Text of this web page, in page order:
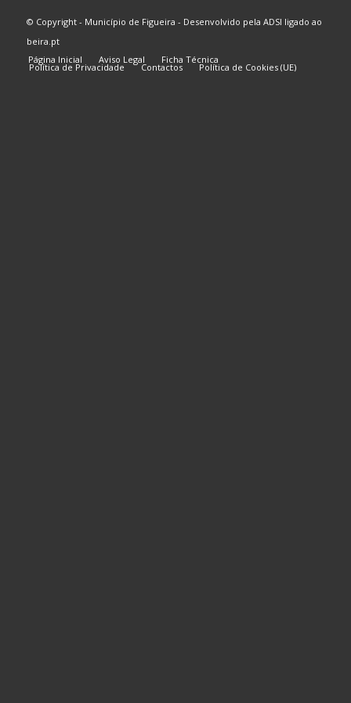
© Copyright - Município de Figueira - Desenvolvido pela ADSI ligado ao
beira.pt
Página Inicial
Aviso Legal Ficha Técnica
Política de Privacidade Contactos Política de Cookies (UE)